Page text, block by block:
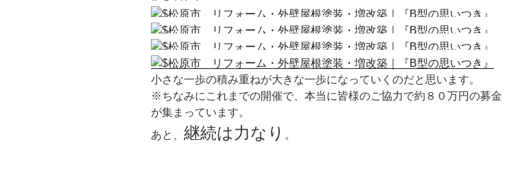
小さな一歩の積み重ねが大きな一歩になっていくのだと思います。
※ちなみにこれまでの開催で、本当に皆様のご協力で約８０万円の募金
が集まっています。
あと、 継続は力なり 。